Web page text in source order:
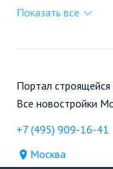
Показать все
Портал
Все новостройки
+7 (495) 909-16-41
Москва